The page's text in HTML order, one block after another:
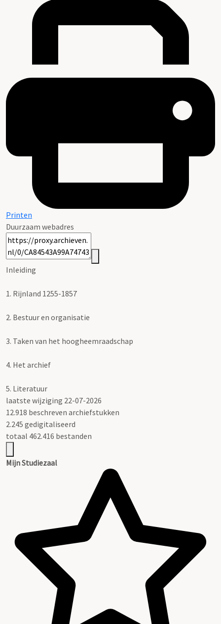
Printen
Duurzaam webadres
Inleiding
1. Rijnland 1255-1857
2. Bestuur en organisatie
3. Taken van het hoogheemraadschap
4. Het archief
5. Literatuur
laatste wijziging 22-07-2026
12.918 beschreven archiefstukken
2.245 gedigitaliseerd
totaal 462.416 bestanden
Mijn Studiezaal